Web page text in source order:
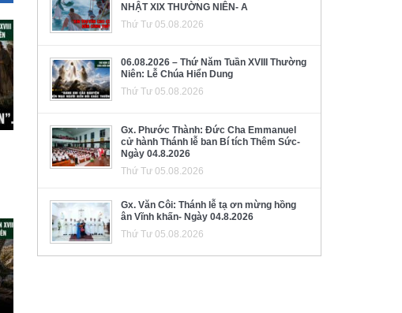
NHẬT XIX THƯỜNG NIÊN- A
Thứ Tư 05.08.2026
06.08.2026 – Thứ Năm Tuần XVIII Thường
Niên: Lễ Chúa Hiển Dung
Thứ Tư 05.08.2026
Gx. Phước Thành: Đức Cha Emmanuel
cử hành Thánh lễ ban Bí tích Thêm Sức-
Ngày 04.8.2026
Thứ Tư 05.08.2026
Gx. Văn Côi: Thánh lễ tạ ơn mừng hồng
ân Vĩnh khấn- Ngày 04.8.2026
Thứ Tư 05.08.2026